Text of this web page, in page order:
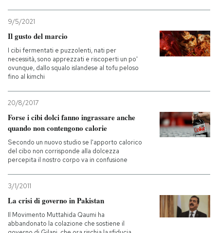
9/5/2021
Il gusto del marcio
I cibi fermentati e puzzolenti, nati per
necessità, sono apprezzati e riscoperti un po'
ovunque, dallo squalo islandese al tofu peloso
fino al kimchi
20/8/2017
Forse i cibi dolci fanno ingrassare anche
quando non contengono calorie
Secondo un nuovo studio se l'apporto calorico
del cibo non corrisponde alla dolcezza
percepita il nostro corpo va in confusione
3/1/2011
La crisi di governo in Pakistan
Il Movimento Muttahida Qaumi ha
abbandonato la colazione che sostiene il